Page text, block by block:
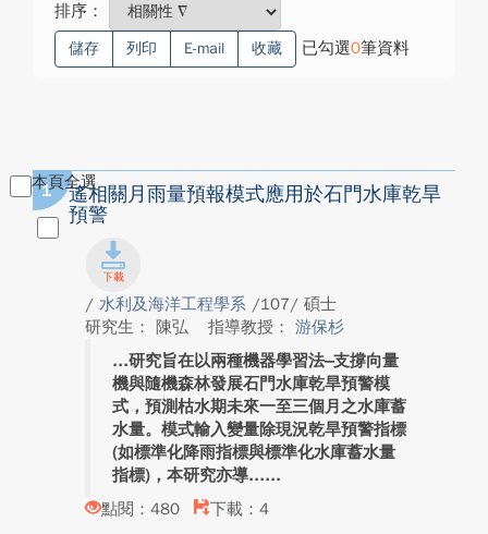
排序：
儲存 列印 E-mail 收藏 已勾選0筆資料
本頁全選
1
遙相關月雨量預報模式應用於石門水庫乾旱
預警
/ 水利及海洋工程學系 /107/ 碩士
研究生： 陳弘
指導教授： 游保杉
研究旨在以兩種機器學習法–支撐向量
機與隨機森林發展石門水庫乾旱預警模
式，預測枯水期未來一至三個月之水庫蓄
水量。模式輸入變量除現況乾旱預警指標
(如標準化降雨指標與標準化水庫蓄水量
指標)，本研究亦導...
點閱：480
下載：4